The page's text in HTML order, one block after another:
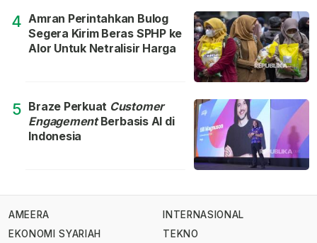
4 Amran Perintahkan Bulog
Segera Kirim Beras SPHP ke
Alor Untuk Netralisir Harga
5 Braze Perkuat Customer
EngagementBerbasis AI di
Indonesia
AMEERA
EKONOMI SYARIAH
INTERNASIONAL
TEKNO